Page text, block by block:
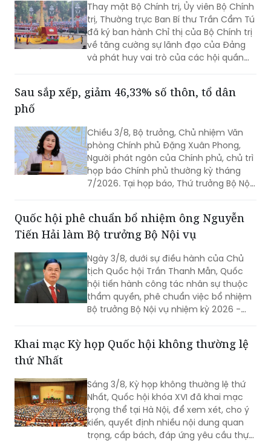
Thay mặt Bộ Chính trị, Ủy viên Bộ Chính
trị, Thường trực Ban Bí thư Trần Cẩm Tú
đã ký ban hành Chỉ thị của Bộ Chính trị
về tăng cường sự lãnh đạo của Đảng
và phát huy vai trò của các hội quần
Sau sắp xếp, giảm 46,33% số thôn, tổ dân
phố
Chiều 3/8, Bộ trưởng, Chủ nhiệm Văn
phòng Chính phủ Đặng Xuân Phong,
Người phát ngôn của Chính phủ, chủ trì
họp báo Chính phủ thường kỳ tháng
7/2026. Tại họp báo, Thứ trưởng Bộ Nội
toàn quốc.
Quốc hội phê chuẩn bổ nhiệm ông Nguyễn
Tiến Hải làm Bộ trưởng Bộ Nội vụ
Ngày 3/8, dưới sự điều hành của Chủ
tịch Quốc hội Trần Thanh Mẫn, Quốc
hội tiến hành công tác nhân sự thuộc
thẩm quyền, phê chuẩn việc bổ nhiệm
Bộ trưởng Bộ Nội vụ nhiệm kỳ 2026 -
quyền Bộ trưởng Bộ Nội vụ.
Khai mạc Kỳ họp Quốc hội không thường lệ
thứ Nhất
Sáng 3/8, Kỳ họp không thường lệ thứ
Nhất, Quốc hội khóa XVI đã khai mạc
trọng thể tại Hà Nội, để xem xét, cho ý
kiến, quyết định nhiều nội dung quan
trọng, cấp bách, đáp ứng yêu cầu thực